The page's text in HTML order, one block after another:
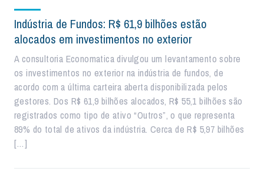
Indústria de Fundos: R$ 61,9 bilhões estão
alocados em investimentos no exterior
A consultoria Economatica divulgou um levantamento sobre
os investimentos no exterior na indústria de fundos, de
acordo com a última carteira aberta disponibilizada pelos
gestores. Dos R$ 61,9 bilhões alocados, R$ 55,1 bilhões são
registrados como tipo de ativo “Outros”, o que representa
89% do total de ativos da indústria. Cerca de R$ 5,97 bilhões
[…]